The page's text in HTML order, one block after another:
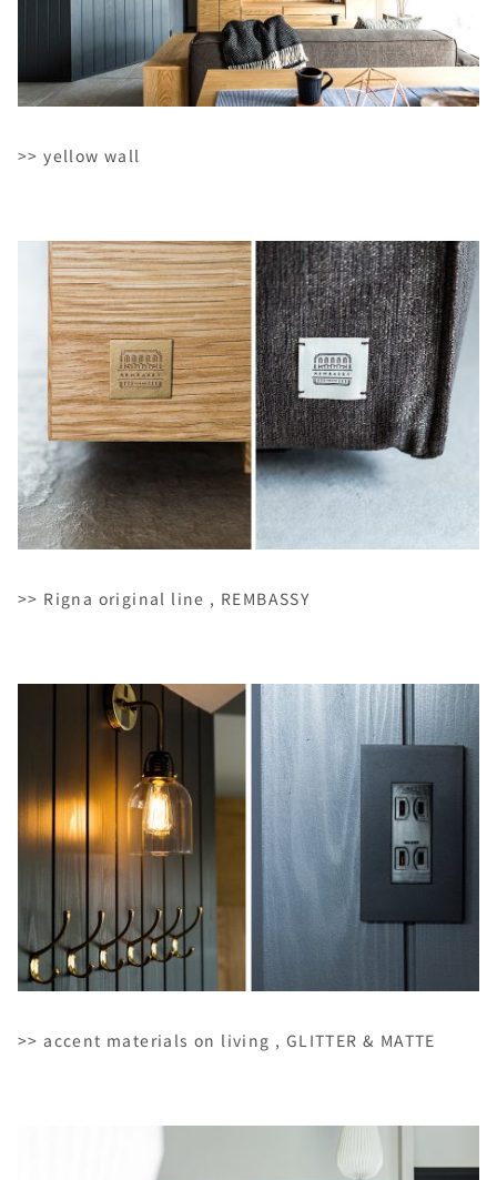
>> yellow wall
>> Rigna original line , REMBASSY
>> accent materials on living , GLITTER & MATTE